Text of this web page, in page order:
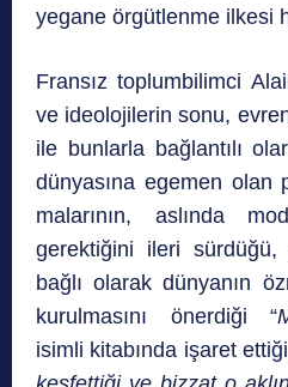
yegane örgütlenme ilkesi
Fransız toplumbilimci
ve ideolojilerin sonu,
ile bunlarla bağlantılı
dünyasına egemen olan
malarının, aslında
gerektiğini ileri
bağlı olarak dünyanın
kurulmasını önerdiği “
isimli kitabında işa­ret